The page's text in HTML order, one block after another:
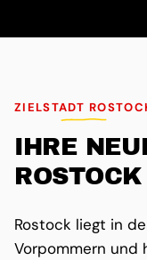
ZIELSTADT
IHRE
ROSTOCK
Rostock liegt in
Vorpommern und